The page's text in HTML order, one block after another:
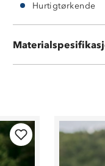
Hurtigtørkende
Kontraststoff: 55